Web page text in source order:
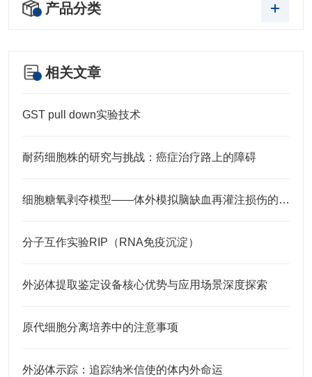
产品分类
相关文章
GST pull down实验技术
耐药细胞株的研究与挑战：癌症治疗路上的障碍
细胞糖氧剥夺模型——体外模拟脑缺血再灌注损伤的原理与应用
分子互作实验RIP（RNA免疫沉淀）
外泌体提取鉴定设备核心优势与应用场景深度探索
原代细胞分离培养中的注意事项
外泌体示踪：追踪纳米信使的体内外命运